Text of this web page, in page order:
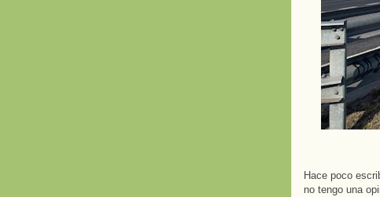
Hace poco
no tengo una